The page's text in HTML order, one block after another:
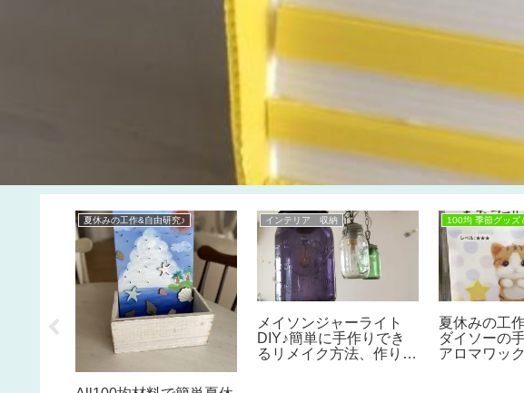
DIY♪簡
夏休みの工作&自由研究♪ インテリア 収納
メイソンジャーライト
DIY♪簡単に手作りでき
るリメイク方法、作り方
夏休みの工
ダイソーの
アロマワッ